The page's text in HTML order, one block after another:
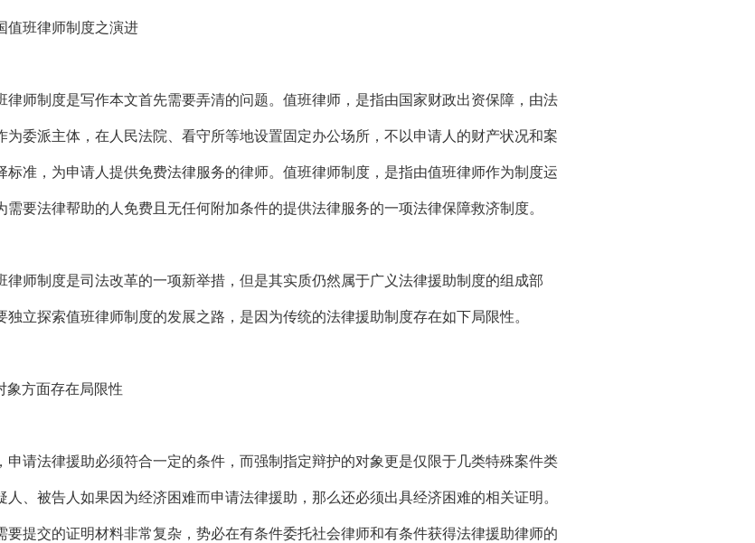
班律师制度之演进
师制度是写作本文首先需要弄清的问题。值班律师，是指由国家财政出资保障，由法
为委派主体，在人民法院、看守所等地设置固定办公场所，不以申请人的财产状况和案
标准，为申请人提供免费法律服务的律师。值班律师制度，是指由值班律师作为制度运
需要法律帮助的人免费且无任何附加条件的提供法律服务的一项法律保障救济制度。
师制度是司法改革的一项新举措，但是其实质仍然属于广义法律援助制度的组成部
独立探索值班律师制度的发展之路，是因为传统的法律援助制度存在如下局限性。
方面存在局限性
请法律援助必须符合一定的条件，而强制指定辩护的对象更是仅限于几类特殊案件类
人、被告人如果因为经济困难而申请法律援助，那么还必须出具经济困难的相关证明。
要提交的证明材料非常复杂，势必在有条件委托社会律师和有条件获得法律援助律师的